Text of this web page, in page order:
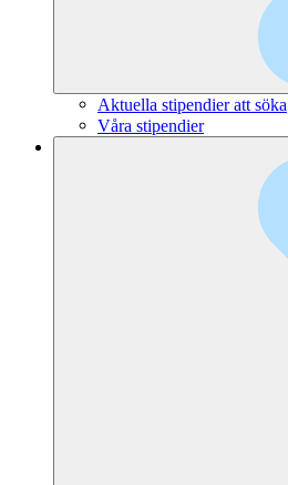
Aktuella stipendier att söka
Våra stipendier